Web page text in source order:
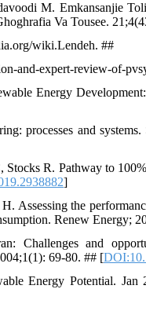
M. Emkansanjie
Va Tousee.
wiki.Lendeh. ##
and-expert-review-of-
Energy
processes and
R. Pathway to
]
Assessing the
Renew Energy;
Challenges and
69-80. ## [
Energy Potential. Jan